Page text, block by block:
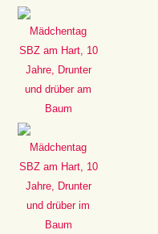
Mädchentag
SBZ am Hart, 10
Jahre, Drunter
und drüber am
Baum
Mädchentag
SBZ am Hart, 10
Jahre, Drunter
und drüber im
Baum